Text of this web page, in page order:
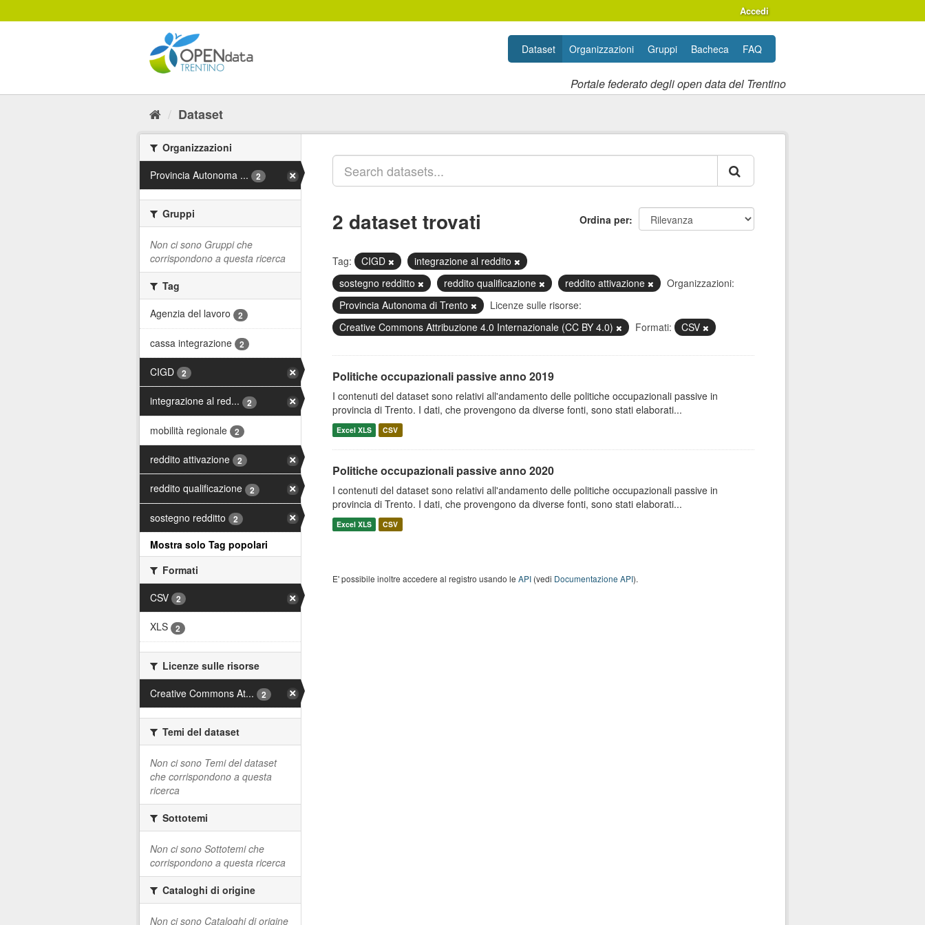
al
Accedi
Portale federato degli open data del Trentino
Dataset Organizzazioni Gruppi Bacheca FAQ
Dataset
Organizzazioni
Provincia Autonoma ...
2
Gruppi
Non ci sono Gruppi che
corrispondono a questa ricerca
Tag
Agenzia del lavoro
2
cassa integrazione 2
CIGD 2
integrazione al red... 2
mobilità regionale 2
reddito attivazione 2
reddito qualificazione 2
sostegno redditto 2
Mostra solo Tag popolari
Formati
CSV
2
XLS 2
Licenze sulle risorse
Creative Commons At...
2
Temi del dataset
Non ci sono Temi del dataset
che corrispondono a questa
ricerca
Sottotemi
Non ci sono Sottotemi che
corrispondono a questa ricerca
Cataloghi di origine
Non ci sono Cataloghi di origine
Ordina per
2 dataset trovati
Tag: CIGD
integrazione al reddito
sostegno redditto
reddito qualificazione reddito attivazione
Organizzazioni:
Provincia Autonoma di Trento
Licenze sulle risorse:
Creative Commons Attribuzione 4.0 Internazionale (CC BY 4.0)
Formati: CSV
Politiche occupazionali passive anno 2019
I contenuti del dataset sono relativi all'andamento delle politiche occupazionali passive in
provincia di Trento. I dati, che provengono da diverse fonti, sono stati elaborati...
Excel XLS CSV
Politiche occupazionali passive anno 2020
I contenuti del dataset sono relativi all'andamento delle politiche occupazionali passive in
provincia di Trento. I dati, che provengono da diverse fonti, sono stati elaborati...
Excel XLS CSV
E' possibile inoltre accedere al registro usando le API(vedi Documentazione API).